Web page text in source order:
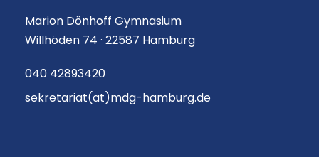
Marion Dönhoff Gymnasium
Willhöden 74 · 22587 Hamburg
040 42893420
sekretariat(at)mdg-hamburg.de